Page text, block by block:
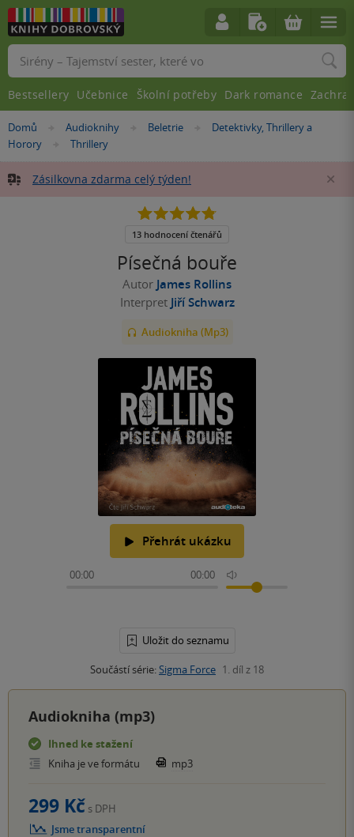
Nacházíte
se
Domů »Audioknihy »
Beletrie »
Detektivky, Thrillery a
Horory
»
Thrillery
Zásilkovna zdarma celý týden!
Písečná bouře
Autor James Rollins
Interpret Jiří Schwarz
Audiokniha (Mp3)
Přehrát ukázku
00:00 00:00
Uložit do seznamu
Součástí série:Sigma Force 1. díl z 18
4.8
5
13 hodnocení čtenářů
Audiokniha (mp3)
Ihned ke stažení
Kniha je ve formátu
mp3
299 Kč s DPH
Jsme transparentní
Vyhledávání
Bestsellery Učebnice Školní potřeby Dark romance